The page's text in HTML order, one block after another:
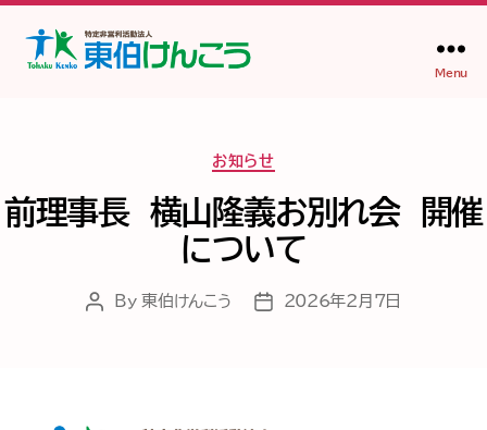
け
Menu
Categories
お知らせ
前理事長 横山隆義お別れ会 開催
について
Post
By 東伯けんこう
Post2026年2月7日